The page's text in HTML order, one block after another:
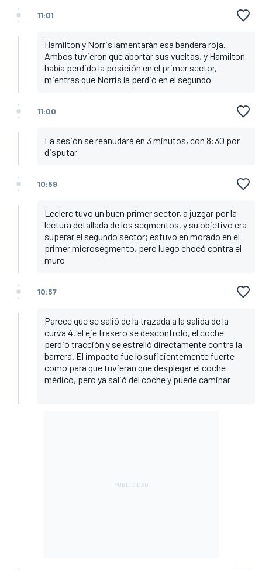
11:01
Hamilton y Norris lamentarán esa bandera roja.
Ambos tuvieron que abortar sus vueltas, y Hamilton
había perdido la posición en el primer sector,
mientras que Norris la perdió en el segundo
11:00
La sesión se reanudará en 3 minutos, con 8:30 por
disputar
10:59
Leclerc tuvo un buen primer sector, a juzgar por la
lectura detallada de los segmentos, y su objetivo era
superar el segundo sector; estuvo en morado en el
primer microsegmento, pero luego chocó contra el
muro
10:57
Parece que se salió de la trazada a la salida de la
curva 4, el eje trasero se descontroló, el coche
perdió tracción y se estrelló directamente contra la
barrera. El impacto fue lo suficientemente fuerte
como para que tuvieran que desplegar el coche
médico, pero ya salió del coche y puede caminar